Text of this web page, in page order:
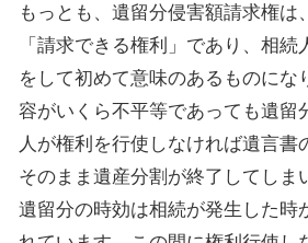
もっとも、遺留分侵害額請求権は
「請求できる権利」であり、相続
をして初めて意味のあるものにな
容がいくら不平等であっても遺留
人が権利を行使しなければ遺言書
そのまま遺産分割が終了してしま
遺留分の時効は相続が発生した時